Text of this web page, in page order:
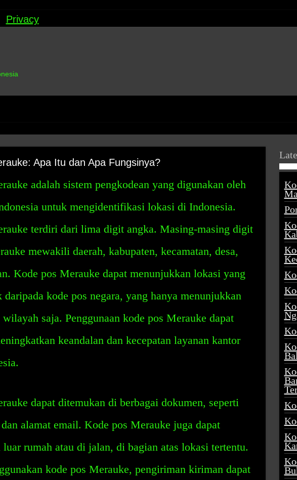
Privacy
Apa Itu dan Apa Fungsinya?
adalah sistem pengkodean yang digunakan oleh
untuk mengidentifikasi lokasi di Indonesia.
terdiri dari lima digit angka. Masing-masing digit
mewakili daerah, kabupaten, kecamatan, desa,
Kode pos Merauke dapat menunjukkan lokasi yang
kode pos negara, yang hanya menunjukkan
saja. Penggunaan kode pos Merauke dapat
keandalan dan kecepatan layanan kantor
dapat ditemukan di berbagai dokumen, seperti
alamat email. Kode pos Merauke juga dapat
rumah atau di jalan, di bagian atas lokasi tertentu.
kode pos Merauke, pengiriman kiriman dapat